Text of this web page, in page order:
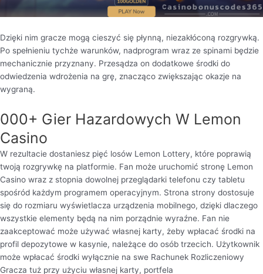
Dzięki nim gracze mogą cieszyć się płynną, niezakłóconą rozgrywką.
Po spełnieniu tychże warunków, nadprogram wraz ze spinami będzie
mechanicznie przyznany. Przesądza on dodatkowe środki do
odwiedzenia wdrożenia na grę, znacząco zwiększając okazje na
wygraną.
000+ Gier Hazardowych W Lemon
Casino
W rezultacie dostaniesz pięć losów Lemon Lottery, które poprawią
twoją rozgrywkę na platformie. Fan może uruchomić stronę Lemon
Casino wraz z stopnia dowolnej przeglądarki telefonu czy tabletu
spośród każdym programem operacyjnym. Strona strony dostosuje
się do rozmiaru wyświetlacza urządzenia mobilnego, dzięki dlaczego
wszystkie elementy będą na nim porządnie wyraźne. Fan nie
zaakceptować może używać własnej karty, żeby wpłacać środki na
profil depozytowe w kasynie, należące do osób trzecich. Użytkownik
może wpłacać środki wyłącznie na swe Rachunek Rozliczeniowy
Gracza tuż przy użyciu własnej karty, portfela